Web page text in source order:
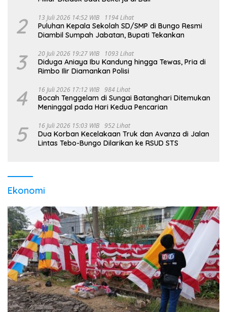
2 13 Juli 2026 14:52 WIB 1194 Lihat
Puluhan Kepala Sekolah SD/SMP di Bungo Resmi
Diambil Sumpah Jabatan, Bupati Tekankan
3 20 Juli 2026 19:27 WIB 1093 Lihat
Diduga Aniaya Ibu Kandung hingga Tewas, Pria di
Rimbo Ilir Diamankan Polisi
4 16 Juli 2026 17:12 WIB 984 Lihat
Bocah Tenggelam di Sungai Batanghari Ditemukan
Meninggal pada Hari Kedua Pencarian
5 16 Juli 2026 15:03 WIB 952 Lihat
Dua Korban Kecelakaan Truk dan Avanza di Jalan
Lintas Tebo-Bungo Dilarikan ke RSUD STS
Ekonomi